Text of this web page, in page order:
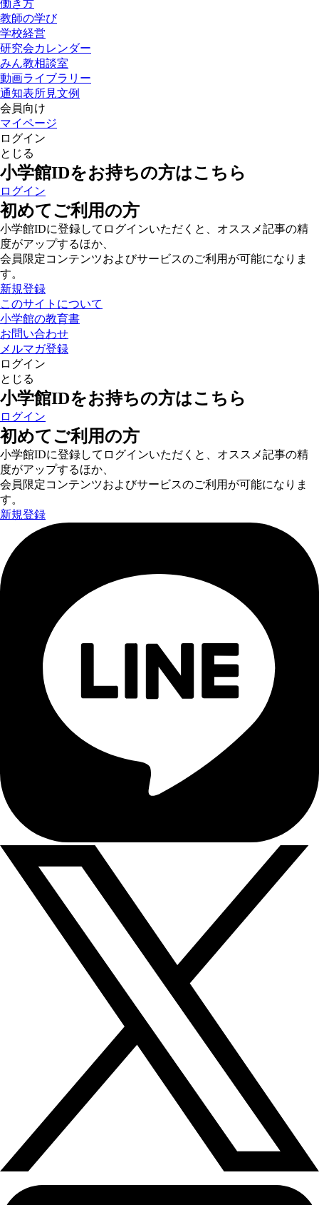
働き方
教師の学び
学校経営
研究会カレンダー
みん教相談室
動画ライブラリー
通知表所見文例
会員向け
マイページ
ログイン
とじる
小学館IDをお持ちの方はこちら
ログイン
初めてご利用の方
小学館IDに登録してログインいただくと、オススメ記事の精
度がアップするほか、
会員限定コンテンツおよびサービスのご利用が可能になりま
す。
新規登録
このサイトについて
小学館の教育書
お問い合わせ
メルマガ登録
ログイン
とじる
小学館IDをお持ちの方はこちら
ログイン
初めてご利用の方
小学館IDに登録してログインいただくと、オススメ記事の精
度がアップするほか、
会員限定コンテンツおよびサービスのご利用が可能になりま
す。
新規登録